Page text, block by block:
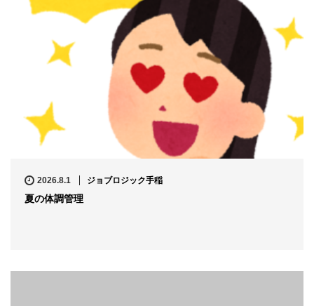
2026.8.1 ジョブロジック手稲
夏の体調管理